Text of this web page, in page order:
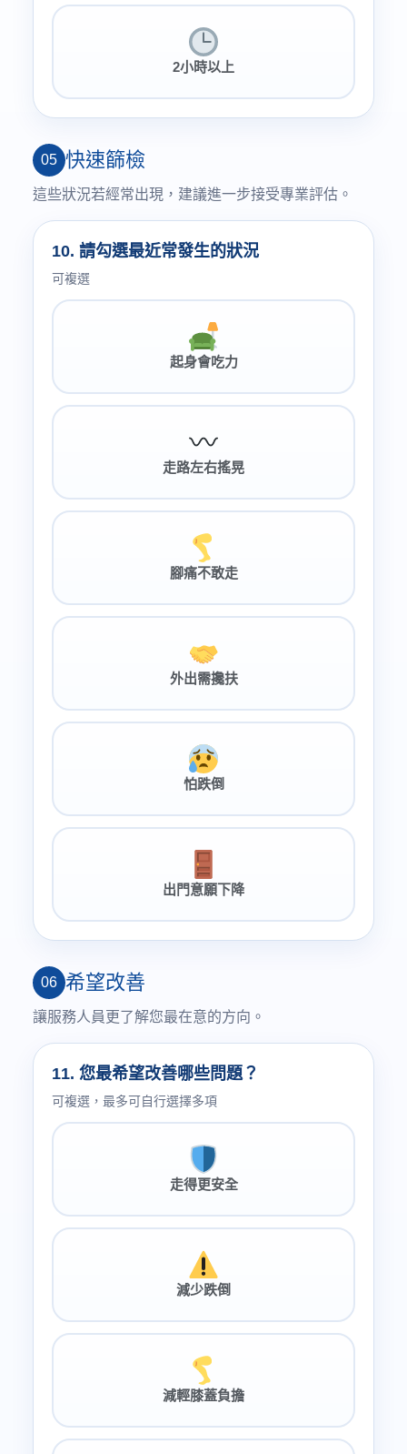
2小時以上
05 快速篩檢
這些狀況若經常出現，建議進一步接受專業評估。
10. 請勾選最近常發生的狀況
可複選
起身會吃力
走路左右搖晃
腳痛不敢走
外出需攙扶
怕跌倒
出門意願下降
06 希望改善
讓服務人員更了解您最在意的方向。
11. 您最希望改善哪些問題？
可複選，最多可自行選擇多項
走得更安全
減少跌倒
減輕膝蓋負擔